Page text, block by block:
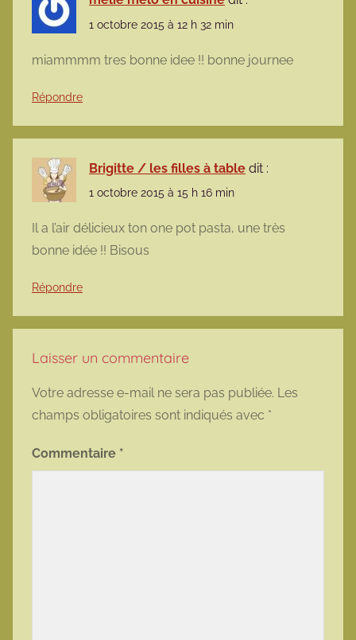
1 octobre 2015 à 12 h 32 min
miammmm tres bonne idee !! bonne journee
Répondre
Brigitte / les filles à table dit :
1 octobre 2015 à 15 h 16 min
Il a l’air délicieux ton one pot pasta, une très
bonne idée !! Bisous
Répondre
Laisser un commentaire
Votre adresse e-mail ne sera pas publiée. Les
champs obligatoires sont indiqués avec *
Commentaire *